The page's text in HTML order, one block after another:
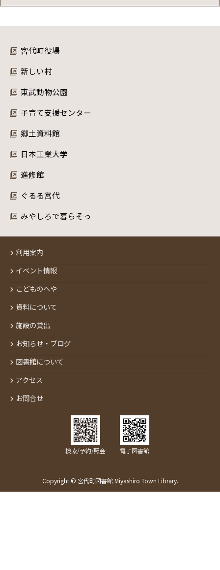
宮代町役場
新しい村
東武動物公園
子育て支援センター
郷土資料館
日本工業大学
進修館
ぐるる宮代
みやしろで暮らそっ
利用案内
イベント情報
こどものへや
資料について
施設の貸出
お知らせ・ブログ
図書館について
アクセス
お問合せ
検索/予約/照会 電子図書館
Copyright © 宮代町図書館 Miyashiro Town Library.